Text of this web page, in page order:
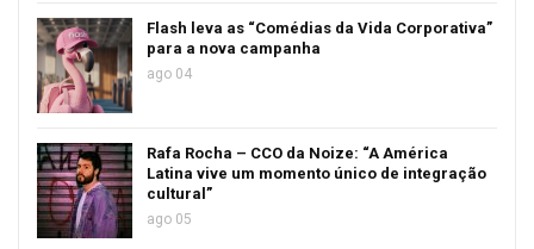
Flash leva as “Comédias da Vida Corporativa”
para a nova campanha
ago 04
Rafa Rocha – CCO da Noize: “A América
Latina vive um momento único de integração
cultural”
ago 05